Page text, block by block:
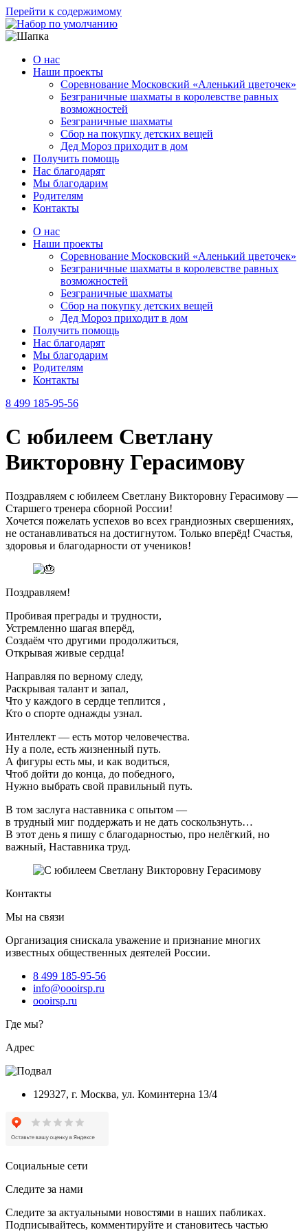
Перейти к содержимому
О нас
Наши проекты
Соревнование Московский «Аленький цветочек»
Безграничные шахматы в королевстве равных
возможностей
Безграничные шахматы
Сбор на покупку детских вещей
Дед Мороз приходит в дом
Получить помощь
Нас благодарят
Мы благодарим
Родителям
Контакты
О нас
Наши проекты
Соревнование Московский «Аленький цветочек»
Безграничные шахматы в королевстве равных
возможностей
Безграничные шахматы
Сбор на покупку детских вещей
Дед Мороз приходит в дом
Получить помощь
Нас благодарят
Мы благодарим
Родителям
Контакты
8 499 185-95-56
С юбилеем Светлану
Викторовну Герасимову
Поздравляем с юбилеем Светлану Викторовну Герасимову —
Старшего тренера сборной России!
Хочется пожелать успехов во всех грандиозных свершениях,
не останавливаться на достигнутом. Только вперёд! Счастья,
здоровья и благодарности от учеников!
Поздравляем!
Пробивая преграды и трудности,
Устремленно шагая вперёд,
Создаём что другими продолжиться,
Открывая живые сердца!
Направляя по верному следу,
Раскрывая талант и запал,
Что у каждого в сердце теплится ,
Кто о спорте однажды узнал.
Интеллект — есть мотор человечества.
Ну а поле, есть жизненный путь.
А фигуры есть мы, и как водиться,
Чтоб дойти до конца, до победного,
Нужно выбрать свой правильный путь.
В том заслуга наставника с опытом —
в трудный миг поддержать и не дать соскользнуть…
В этот день я пишу с благодарностью, про нелёгкий, но
важный, Наставника труд.
Контакты
Мы на связи
Организация снискала уважение и признание многих
известных общественных деятелей России.
8 499 185-95-56
info@oooirsp.ru
oooirsp.ru
Где мы?
Адрес
129327, г. Москва, ул. Коминтерна 13/4
Социальные сети
Следите за нами
Следите за актуальными новостями в наших пабликах.
Подписывайтесь, комментируйте и становитесь частью